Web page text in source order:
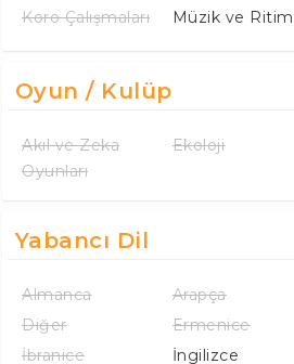
Koro Çalışmaları
Müzik ve Ritim
Oyun / Kulüp
Akıl ve Zeka
Oyunları
Ekoloji
Yabancı Dil
Almanca Arapça
Diğer
Ermenice
İbranice
İngilizce